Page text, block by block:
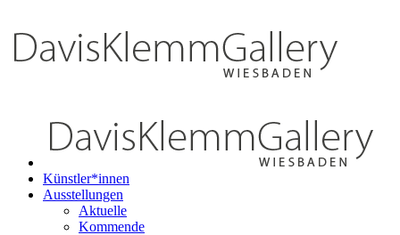
Künstler*innen
Ausstellungen
Aktuelle
Kommende